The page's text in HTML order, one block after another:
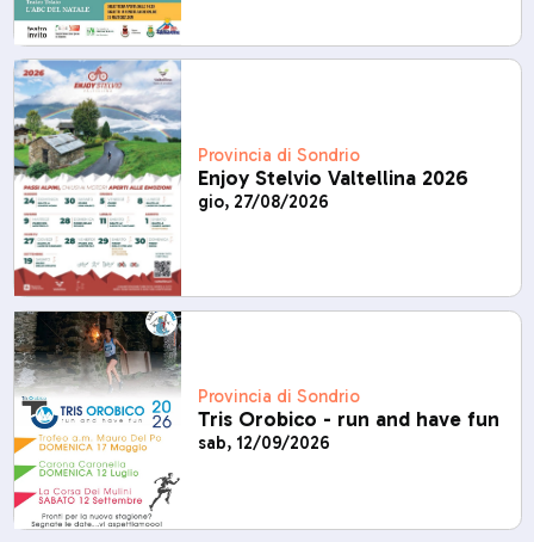
Provincia di Sondrio
Enjoy Stelvio Valtellina 2026
gio, 27/08/2026
Provincia di Sondrio
Tris Orobico - run and have fun
sab, 12/09/2026